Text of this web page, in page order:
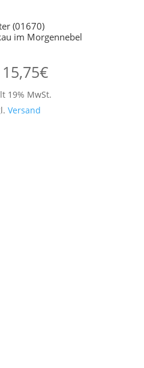
(01670)
im Morgennebel
15,75€
19% MwSt.
Versand